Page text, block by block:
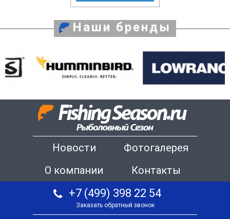
Наши бренды
Новости
Фотогалерея
О компании
Контакты
+7 (499) 398 22 54
Заказать обратный звонок